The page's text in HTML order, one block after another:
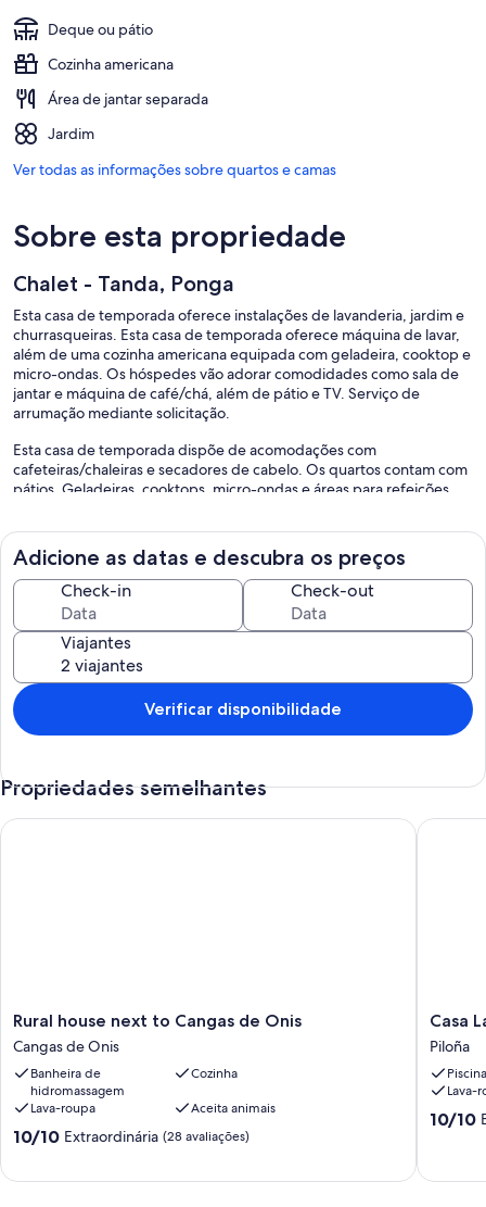
Deque ou pátio
Cozinha americana
Área de jantar separada
Jardim
Ver todas as informações sobre quartos e camas
Sobre esta propriedade
Chalet - Tanda, Ponga
Esta casa de temporada oferece instalações de lavanderia, jardim e
churrasqueiras. Esta casa de temporada oferece máquina de lavar,
além de uma cozinha americana equipada com geladeira, cooktop e
micro-ondas. Os hóspedes vão adorar comodidades como sala de
jantar e máquina de café/chá, além de pátio e TV. Serviço de
arrumação mediante solicitação.
Esta casa de temporada dispõe de acomodações com
cafeteiras/chaleiras e secadores de cabelo. Os quartos contam com
pátios. Geladeiras, cooktops, micro-ondas e áreas para refeições
possuem chuveiros. O serviço de limpeza é fornecido serviço de
arrumação (mediante solicitação).
As atividades recreativas listadas abaixo estão disponíveis na
propriedade ou perto dele, e poderá haver cobrança de taxa.
Adicione as datas e descubra os preços
Check-in Check-out
Viajantes
Verificar disponibilidade
Propriedades semelhantes
Rural
house
next
to
Cangas
de
Onis
Rural house next to Cangas de Onis
Cangas de Onis
Banheira de
hidromassagem
Cozinha
Lava-roupa
Aceita animais
10.0
10/10 Extraordinária (28 avaliações)
Rural house next to Cangas de Onis
Casa
31
for
4
people
Casa
Piloña
Piscina
Lava-
10.0
10/10
Casa